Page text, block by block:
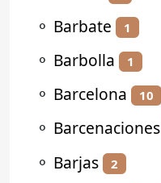
⚬ Barbate 1
⚬ Barbolla 1
⚬ Barcelona 10
⚬ Barcenaciones
⚬ Barjas 2